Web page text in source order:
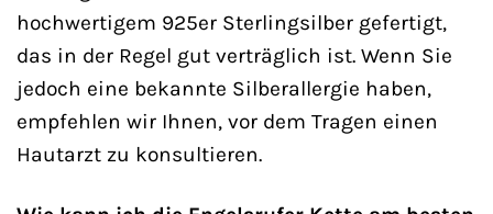
hochwertigem 925er Sterlingsilber gefertigt,
das in der Regel gut verträglich ist. Wenn Sie
jedoch eine bekannte Silberallergie haben,
empfehlen wir Ihnen, vor dem Tragen einen
Hautarzt zu konsultieren.